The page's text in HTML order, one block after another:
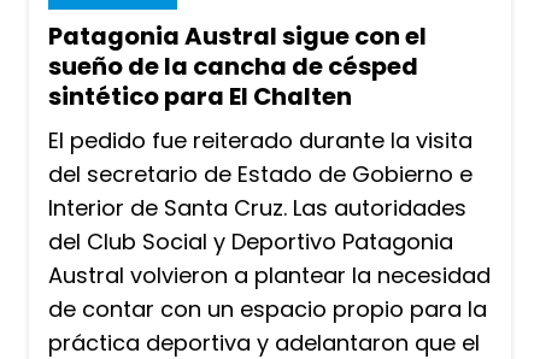
Patagonia Austral sigue con el
sueño de la cancha de césped
sintético para El Chalten
El pedido fue reiterado durante la visita
del secretario de Estado de Gobierno e
Interior de Santa Cruz. Las autoridades
del Club Social y Deportivo Patagonia
Austral volvieron a plantear la necesidad
de contar con un espacio propio para la
práctica deportiva y adelantaron que el